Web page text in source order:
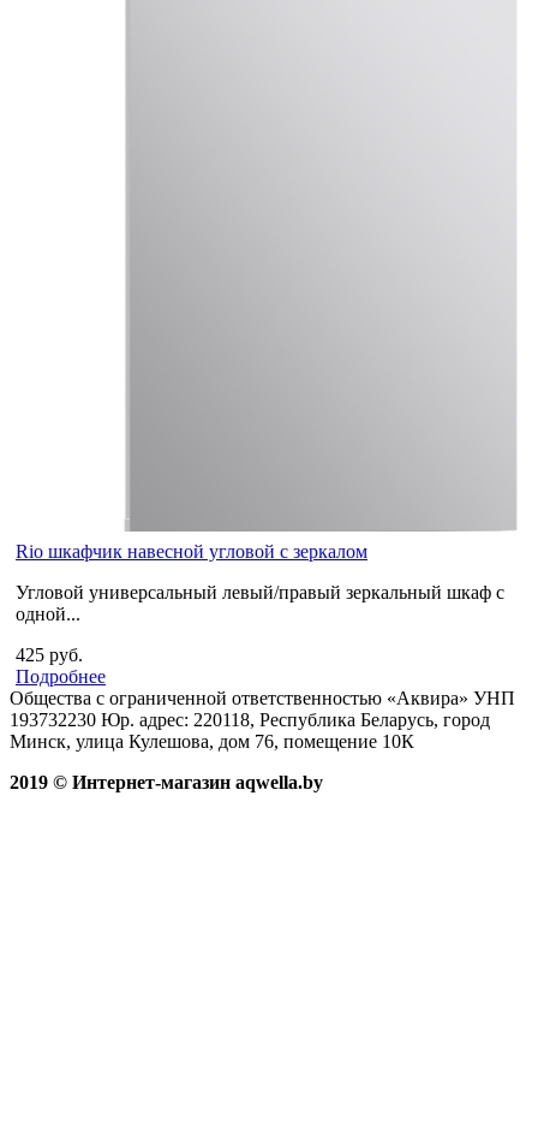
Rio шкафчик навесной угловой с зеркалом
Угловой универсальный левый/правый зеркальный шкаф с
одной...
425 руб.
Подробнее
Общества с ограниченной ответственностью «Аквира» УНП
193732230 Юр. адрес: 220118, Республика Беларусь, город
Минск, улица Кулешова, дом 76, помещение 10К
2019 © Интернет-магазин aqwella.by